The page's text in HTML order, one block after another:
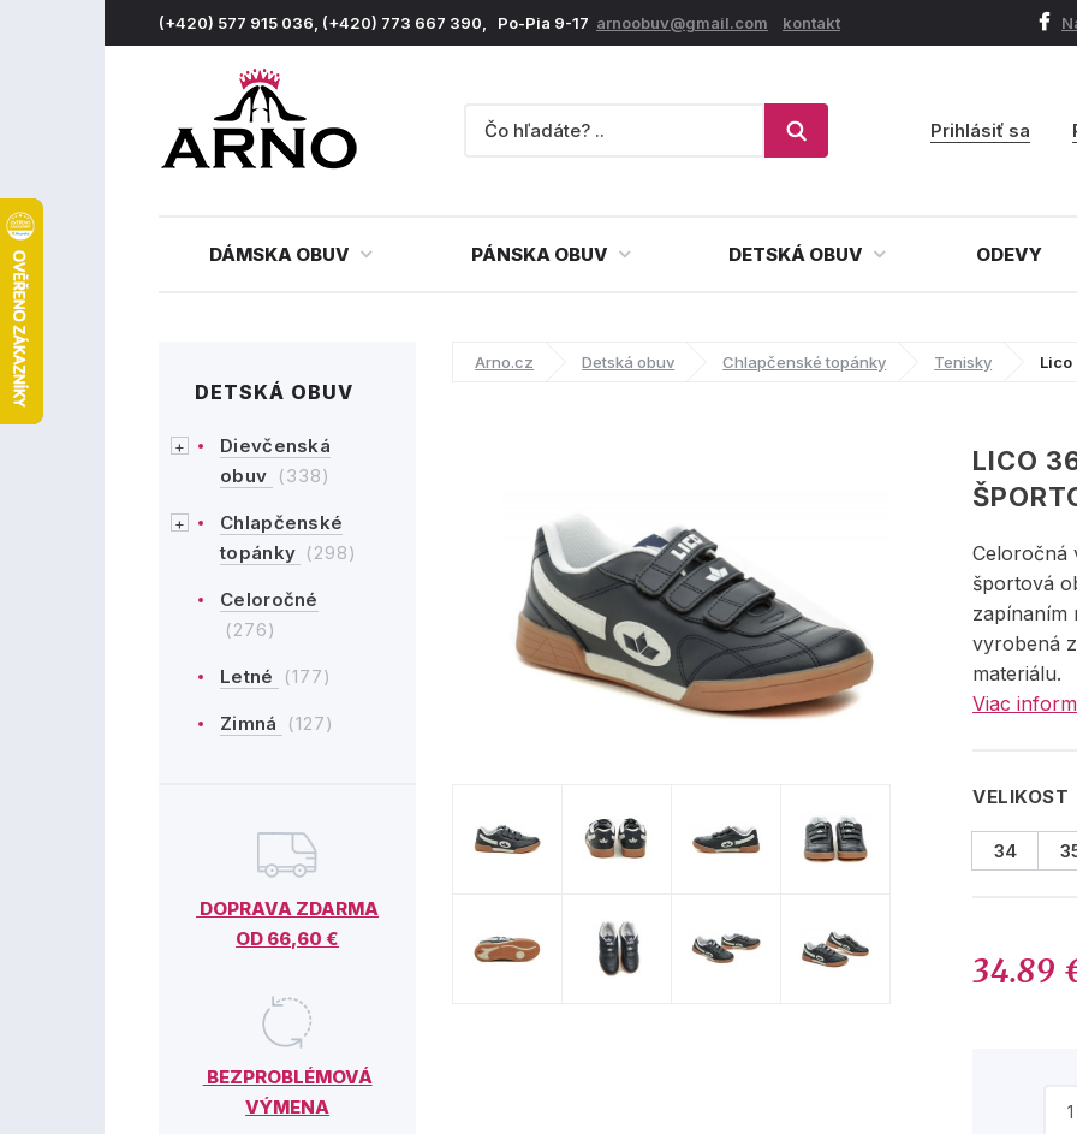
(+420) 577 915 036, (+420) 773 667 390, Po-Pia 9-17 arnoobuv@gmail.com kontakt
Prihlásiť sa
DÁMSKA OBUV PÁNSKA OBUV DETSKÁ OBUV ODEVY
DETSKÁ OBUV
Dievčenská
obuv (338)
Chlapčenské
topánky (298)
Celoročné
(276)
Letné (177)
Zimná (127)
DOPRAVA ZDARMA
OD 66,60 €
BEZPROBLÉMOVÁ
VÝMENA
Arno.cz Detská obuv Chlapčenské topánky Tenisky Lico
LICO
Celoročná
športová
zapínaním
vyrobená
materiálu.
Viac
VELIKOST
34
34.89